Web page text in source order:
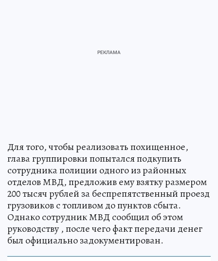
Для того, чтобы реализовать похищенное,
глава группировки попытался подкупить
сотрудника полиции одного из районных
отделов МВД, предложив ему взятку размером
200 тысяч рублей за беспрепятственный проезд
грузовиков с топливом до пунктов сбыта.
Однако сотрудник МВД сообщил об этом
руководству , после чего факт передачи денег
был официально задокументирован.